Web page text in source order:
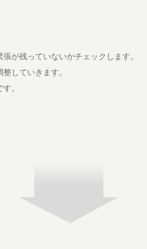
が残っていないかチェックします。
していきます。
。